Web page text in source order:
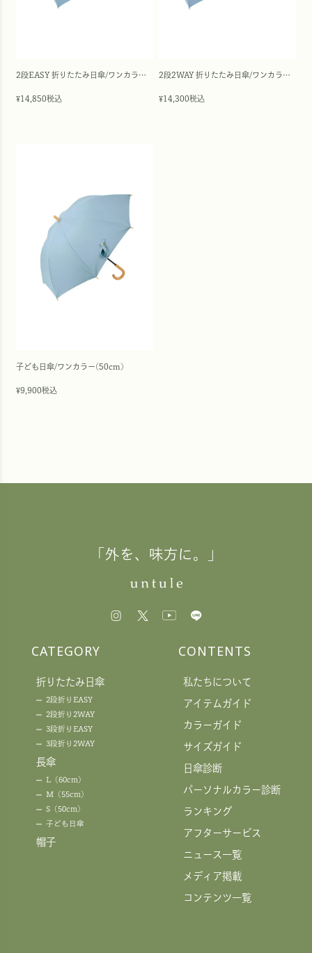
2段EASY 折りたたみ日傘/ワンカラー(50cm)
¥14,850税込
2段2WAY 折りたたみ日傘/ワンカラー(50cm)
¥14,300税込
子ども日傘/ワンカラー(50cm)
¥9,900税込
「外を、味方に。」
CATEGORY
折りたたみ日傘
2段折りEASY
2段折り2WAY
3段折りEASY
3段折り2WAY
長傘
L（60cm）
M（55cm）
S（50cm）
子ども日傘
帽子
CONTENTS
私たちについて
アイテムガイド
カラーガイド
サイズガイド
日傘診断
パーソナルカラー診断
ランキング
アフターサービス
ニュース一覧
メディア掲載
コンテンツ一覧